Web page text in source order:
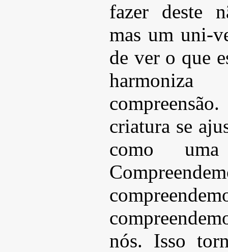
fazer deste
mas um uni-
de ver o que
criatura se
como
nós. Isso